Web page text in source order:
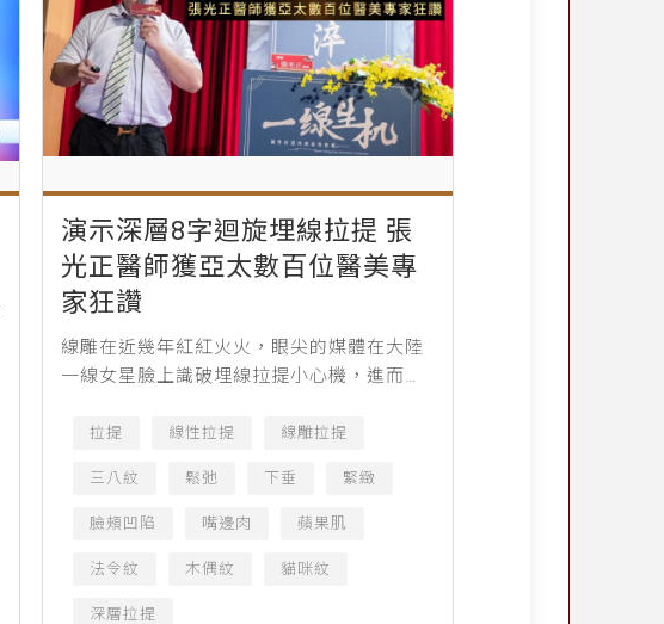
演示深層8字迴旋埋線拉提 張
光正醫師獲亞太數百位醫美專
家狂讚
線雕在近幾年紅紅火火，眼尖的媒體在大陸
一線女星臉上識破埋線拉提小心機，進而大
秀，成為當今炙手可熱的年輕化新寵。在台
拉提 線性拉提 線雕拉提
三八紋 鬆弛 下垂 緊緻
臉頰凹陷 嘴邊肉 蘋果肌
法令紋 木偶紋 貓咪紋
深層拉提